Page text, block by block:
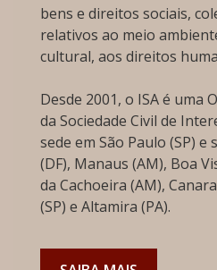
bens e direitos sociais,
relativos ao meio
cultural, aos direitos
Desde 2001, o ISA é uma
da Sociedade Civil de
sede em São Paulo (SP) e
(DF), Manaus (AM), Boa
da Cachoeira (AM),
(SP) e Altamira (PA).